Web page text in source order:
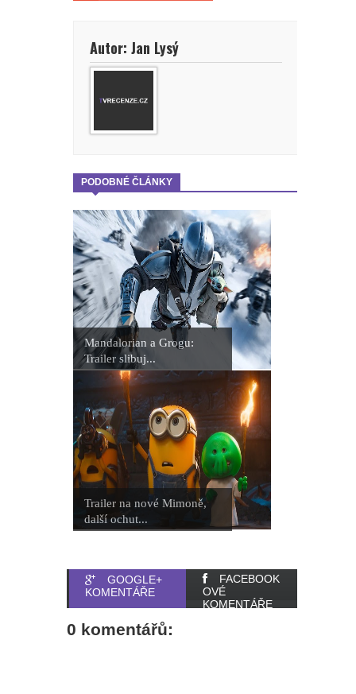
Autor: Jan Lysý
PODOBNÉ ČLÁNKY
Mandalorian a Grogu:
Trailer slibuj...
Trailer na nové Mimoně,
další ochut...
GOOGLE+
KOMENTÁŘE
FACEBOOK
OVÉ
KOMENTÁŘE
0 komentářů: